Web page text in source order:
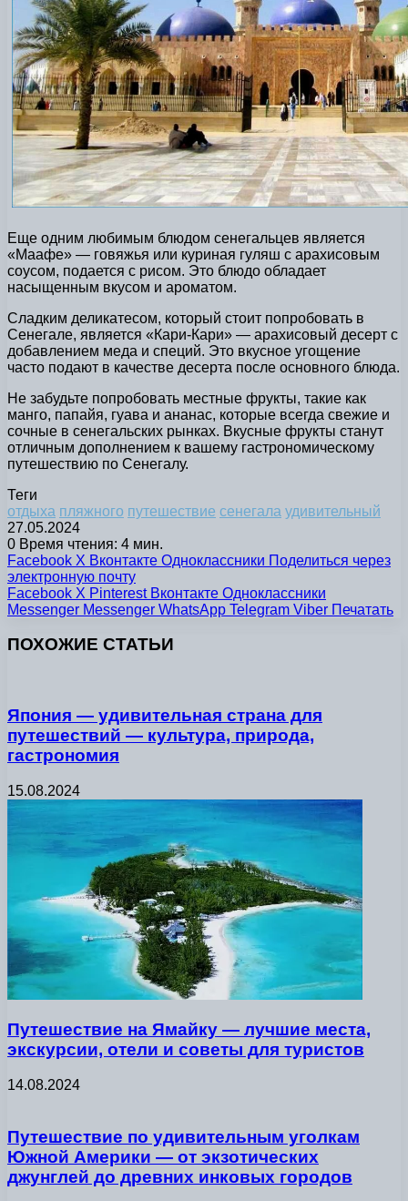
Еще одним любимым блюдом сенегальцев является
«Маафе» — говяжья или куриная гуляш с арахисовым
соусом, подается с рисом. Это блюдо обладает
насыщенным вкусом и ароматом.
Сладким деликатесом, который стоит попробовать в
Сенегале, является «Кари-Кари» — арахисовый десерт с
добавлением меда и специй. Это вкусное угощение
часто подают в качестве десерта после основного блюда.
Не забудьте попробовать местные фрукты, такие как
манго, папайя, гуава и ананас, которые всегда свежие и
сочные в сенегальских рынках. Вкусные фрукты станут
отличным дополнением к вашему гастрономическому
путешествию по Сенегалу.
Теги
отдыха пляжного путешествие сенегала удивительный
27.05.2024
0 Время чтения: 4 мин.
Facebook X Вконтакте Одноклассники Поделиться через
электронную почту
Facebook X Pinterest Вконтакте Одноклассники
Messenger Messenger WhatsApp Telegram Viber Печатать
ПОХОЖИЕ СТАТЬИ
Япония — удивительная страна для
путешествий — культура, природа,
гастрономия
15.08.2024
Путешествие на Ямайку — лучшие места,
экскурсии, отели и советы для туристов
14.08.2024
Путешествие по удивительным уголкам
Южной Америки — от экзотических
джунглей до древних инковых городов